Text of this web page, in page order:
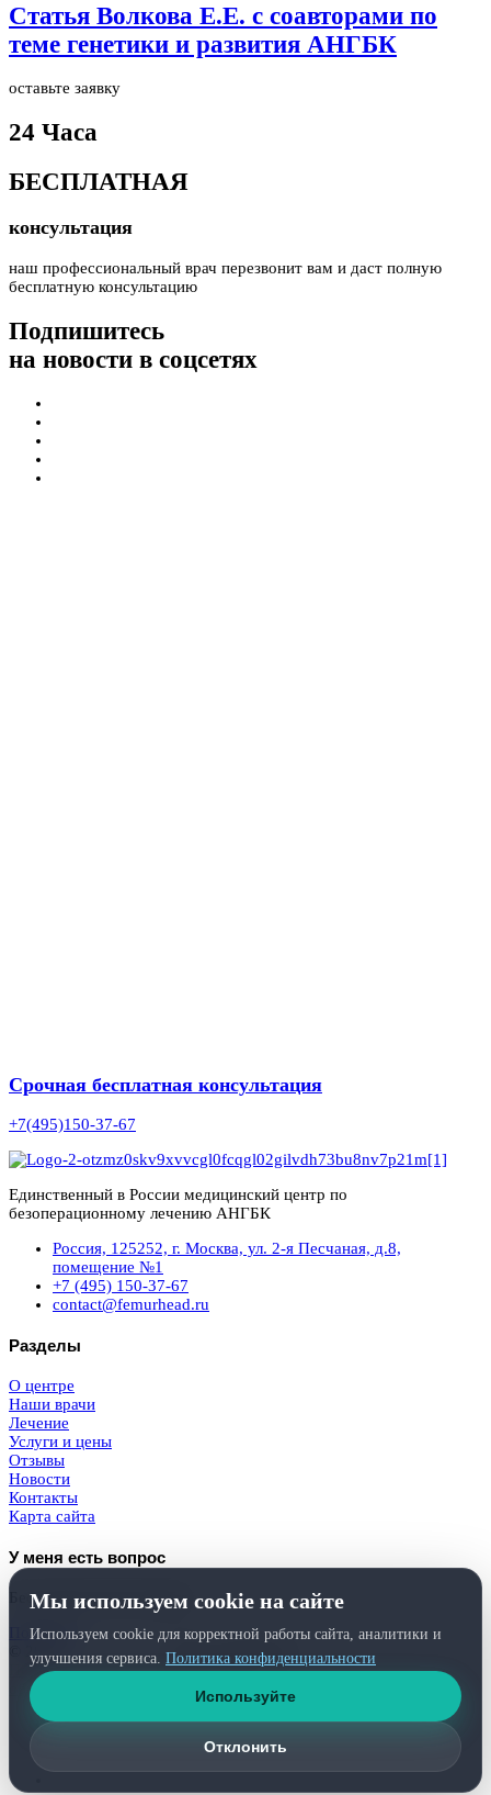
Статья Волкова Е.Е. с соавторами по
теме генетики и развития АНГБК
оставьте заявку
24 Часа
БЕСПЛАТНАЯ
консультация
наш профессиональный врач перезвонит вам и даст полную
бесплатную консультацию
Подпишитесь
на новости в соцсетях
Срочная бесплатная консультация
+7(495)150-37-67
Единственный в России медицинский центр по
безоперационному лечению АНГБК
Россия, 125252, г. Москва, ул. 2-я Песчаная, д.8,
помещение №1
+7 (495) 150-37-67
contact@femurhead.ru
Разделы
О центре
Наши врачи
Лечение
Услуги и цены
Отзывы
Новости
Контакты
Карта сайта
У меня есть вопрос
Бесплатная консультация
Получить
© 2026Femurhead.ru . Права защищены.
Политика конфиденциальностии
обработки персональных данных
Мы используем cookie на сайте
Используем cookie для корректной работы сайта, аналитики и
улучшения сервиса. Политика конфиденциальности
Отклонить
Используйте